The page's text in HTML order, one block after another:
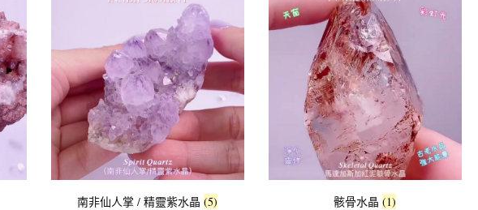
南非仙人掌 / 精靈紫水晶(5) 骸骨水晶(1)